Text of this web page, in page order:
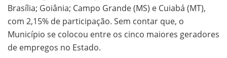
Brasília; Goiânia; Campo Grande (MS) e Cuiabá (MT),
com 2,15% de participação. Sem contar que, o
Município se colocou entre os cinco maiores geradores
de empregos no Estado.